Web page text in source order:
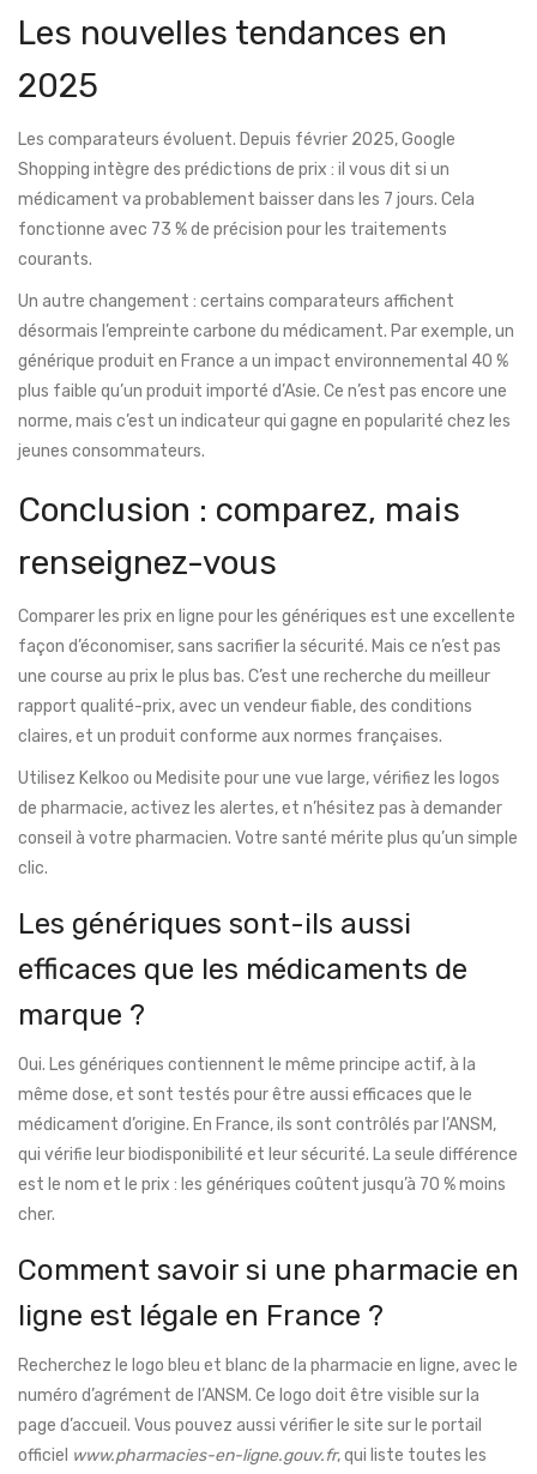
Les nouvelles tendances en
2025
Les comparateurs évoluent. Depuis février 2025, Google
Shopping intègre des prédictions de prix : il vous dit si un
médicament va probablement baisser dans les 7 jours. Cela
fonctionne avec 73 % de précision pour les traitements
courants.
Un autre changement : certains comparateurs affichent
désormais l’empreinte carbone du médicament. Par exemple, un
générique produit en France a un impact environnemental 40 %
plus faible qu’un produit importé d’Asie. Ce n’est pas encore une
norme, mais c’est un indicateur qui gagne en popularité chez les
jeunes consommateurs.
Conclusion : comparez, mais
renseignez-vous
Comparer les prix en ligne pour les génériques est une excellente
façon d’économiser, sans sacrifier la sécurité. Mais ce n’est pas
une course au prix le plus bas. C’est une recherche du meilleur
rapport qualité-prix, avec un vendeur fiable, des conditions
claires, et un produit conforme aux normes françaises.
Utilisez Kelkoo ou Medisite pour une vue large, vérifiez les logos
de pharmacie, activez les alertes, et n’hésitez pas à demander
conseil à votre pharmacien. Votre santé mérite plus qu’un simple
clic.
Les génériques sont-ils aussi
efficaces que les médicaments de
marque ?
Oui. Les génériques contiennent le même principe actif, à la
même dose, et sont testés pour être aussi efficaces que le
médicament d’origine. En France, ils sont contrôlés par l’ANSM,
qui vérifie leur biodisponibilité et leur sécurité. La seule différence
est le nom et le prix : les génériques coûtent jusqu’à 70 % moins
cher.
Comment savoir si une pharmacie en
ligne est légale en France ?
Recherchez le logo bleu et blanc de la pharmacie en ligne, avec le
numéro d’agrément de l’ANSM. Ce logo doit être visible sur la
page d’accueil. Vous pouvez aussi vérifier le site sur le portail
officiel www.pharmacies-en-ligne.gouv.fr, qui liste toutes les